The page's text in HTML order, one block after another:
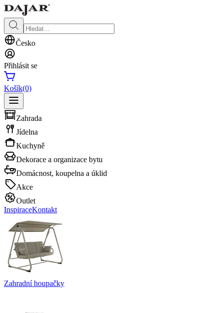
Česko
Přihlásit se
Košík(0)
Zahrada
Jídelna
Kuchyně
Dekorace a organizace bytu
Domácnost, koupelna a úklid
Akce
Outlet
InspiraceKontakt
Zahradní houpačky